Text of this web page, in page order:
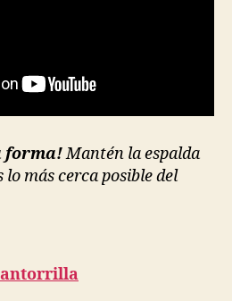
forma!Mantén la espalda
más cerca posible del